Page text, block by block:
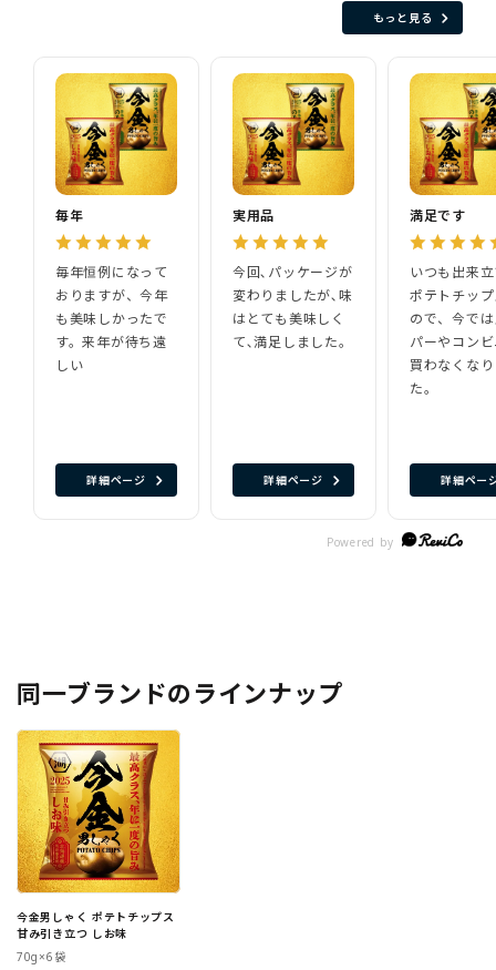
もっと見る
毎年
詳細ページ
毎年恒例になって
おりますが、今年
も美味しかったで
す。来年が待ち遠
しい
実用品
詳細ページ
今回､パッケージが
変わりましたが､味
はとても美味しく
て､満足しました。
満足です
詳細ペー
いつも出来
ポテトチッ
ので、今で
パーやコン
買わなくな
た。
同一ブランドのラインナップ
今金男しゃく ポテトチップス
甘み引き立つ しお味
70g×6袋